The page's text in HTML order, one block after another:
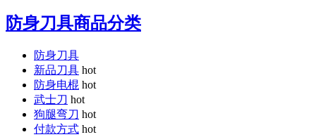
防身刀具商品分类
防身刀具
新品刀具 hot
防身电棍 hot
武士刀 hot
狗腿弯刀 hot
付款方式 hot